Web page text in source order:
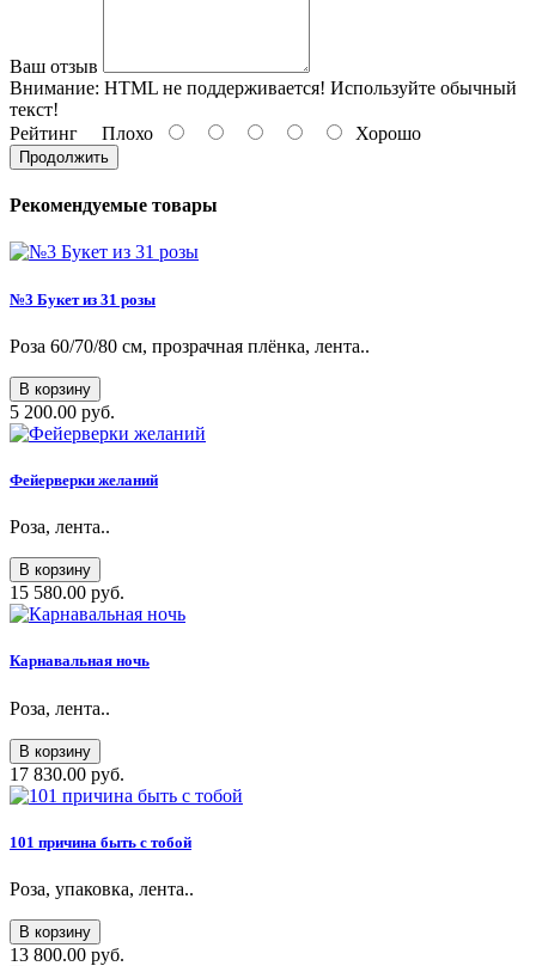
Ваш отзыв
Внимание: HTML не поддерживается! Используйте обычный
текст!
Рейтинг Плохо Хорошо
Продолжить
Рекомендуемые товары
№3 Букет из 31 розы
Роза 60/70/80 см, прозрачная плёнка, лента..
В корзину
5 200.00 руб.
Фейерверки желаний
Роза, лента..
В корзину
15 580.00 руб.
Карнавальная ночь
Роза, лента..
В корзину
17 830.00 руб.
101 причина быть с тобой
Роза, упаковка, лента..
В корзину
13 800.00 руб.